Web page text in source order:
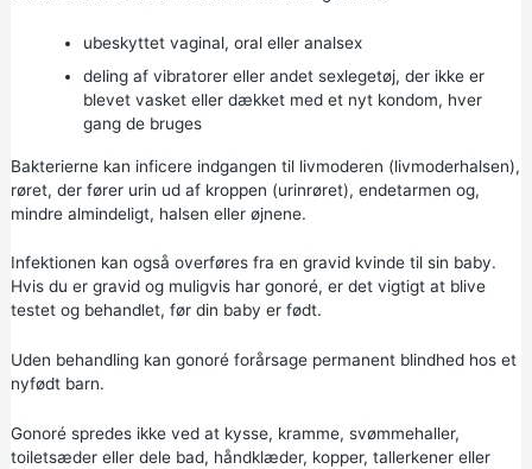
ubeskyttet vaginal, oral eller analsex
deling af vibratorer eller andet sexlegetøj, der ikke er
blevet vasket eller dækket med et nyt kondom, hver
gang de bruges
Bakterierne kan inficere indgangen til livmoderen (livmoderhalsen),
røret, der fører urin ud af kroppen (urinrøret), endetarmen og,
mindre almindeligt, halsen eller øjnene.
Infektionen kan også overføres fra en gravid kvinde til sin baby.
Hvis du er gravid og muligvis har gonoré, er det vigtigt at blive
testet og behandlet, før din baby er født.
Uden behandling kan gonoré forårsage permanent blindhed hos et
nyfødt barn.
Gonoré spredes ikke ved at kysse, kramme, svømmehaller,
toiletsæder eller dele bad, håndklæder, kopper, tallerkener eller